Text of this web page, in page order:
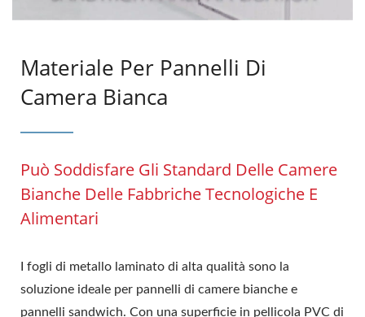
Materiale Per Pannelli Di
Camera Bianca
Può Soddisfare Gli Standard Delle Camere
Bianche Delle Fabbriche Tecnologiche E
Alimentari
I fogli di metallo laminato di alta qualità sono la
soluzione ideale per pannelli di camere bianche e
pannelli sandwich. Con una superficie in pellicola PVC di